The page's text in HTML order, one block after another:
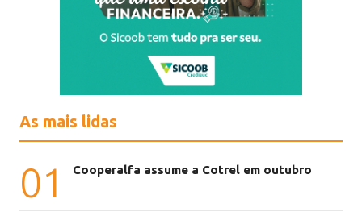
As mais lidas
01 Cooperalfa assume a Cotrel em outubro